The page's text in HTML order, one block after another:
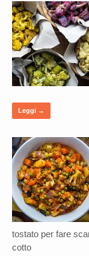
Leggi →
tostato per fare
cotto